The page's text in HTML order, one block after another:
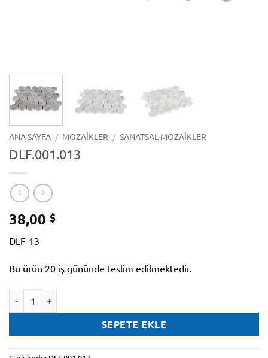
ANA SAYFA / MOZAIKLER / SANATSAL MOZAIKLER
DLF.001.013
38,00 $
DLF-13
Bu ürün 20 iş gününde teslim edilmektedir.
SEPETE EKLE